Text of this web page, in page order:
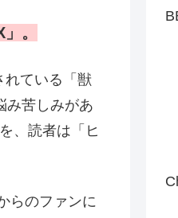
。
れている「獣
み苦しみがあ
、読者は「ヒ
らのファンに